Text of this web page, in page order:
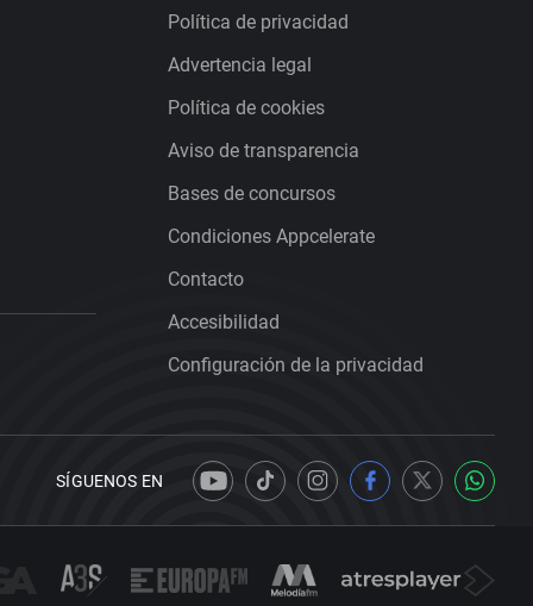
Política de privacidad
Advertencia legal
Política de cookies
Aviso de transparencia
Bases de concursos
Condiciones Appcelerate
Contacto
Accesibilidad
Configuración de la privacidad
SÍGUENOS EN